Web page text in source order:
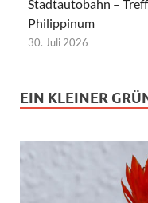
Stadtautobahn –
Philippinum
30. Juli 2026
EIN KLEINER